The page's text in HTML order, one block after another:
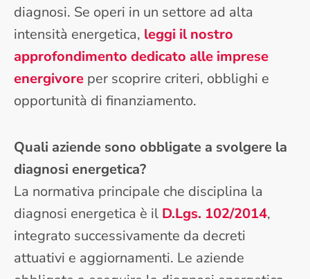
diagnosi. Se operi in un settore ad alta
intensità energetica, leggi il nostro
approfondimento dedicato alle imprese
energivore per scoprire criteri, obblighi e
opportunità di finanziamento.
Quali aziende sono obbligate a svolgere la
diagnosi energetica?
La normativa principale che disciplina la
diagnosi energetica è il D.Lgs. 102/2014,
integrato successivamente da decreti
attuativi e aggiornamenti. Le aziende